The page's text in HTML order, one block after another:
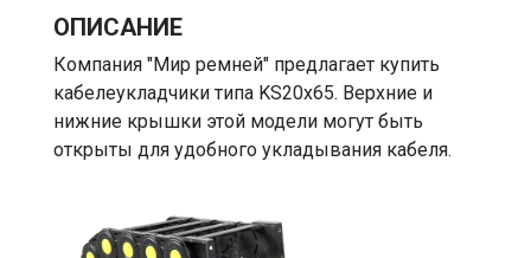
ОПИСАНИЕ
Компания "Мир ремней" предлагает купить
кабелеукладчики типа KS20х65. Верхние и
нижние крышки этой модели могут быть
открыты для удобного укладывания кабеля.